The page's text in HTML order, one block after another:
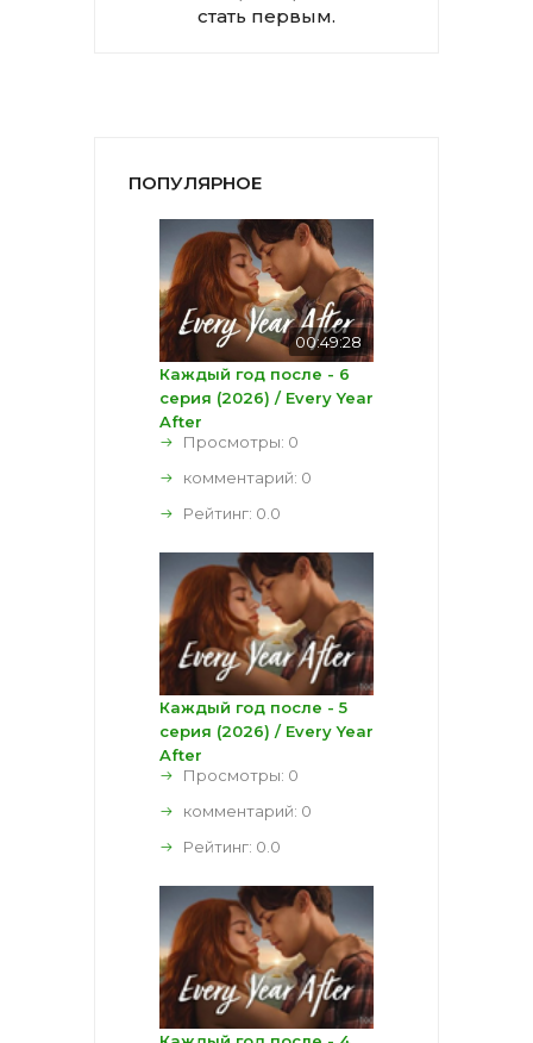
стать первым.
ПОПУЛЯРНОЕ
00:49:28
Каждый год после - 6
серия (2026) / Every Year
After
Просмотры: 0
комментарий: 0
Рейтинг: 0.0
Каждый год после - 5
серия (2026) / Every Year
After
Просмотры: 0
комментарий: 0
Рейтинг: 0.0